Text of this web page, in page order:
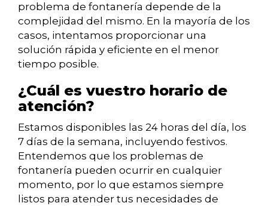
problema de fontanería depende de la
complejidad del mismo. En la mayoría de los
casos, intentamos proporcionar una
solución rápida y eficiente en el menor
tiempo posible.
¿Cuál es vuestro horario de
atención?
Estamos disponibles las 24 horas del día, los
7 días de la semana, incluyendo festivos.
Entendemos que los problemas de
fontanería pueden ocurrir en cualquier
momento, por lo que estamos siempre
listos para atender tus necesidades de